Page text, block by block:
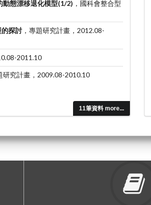
11筆資料 more...
動態漂移退化模型(1/2) ，國科會整合型
探討 ，專題研究計畫，2012.08-
2011.10
研究計畫，2009.08-2010.10